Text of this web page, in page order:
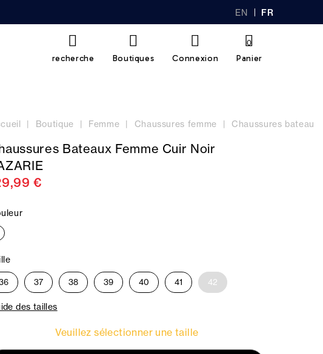
EN FR
recherche Boutiques Connexion Panier
0
Boutique Femme Chaussures femme Chaussures bateau
Bateaux Femme Cuir Noir
€
37 38 39 40 41 42
des tailles
Veuillez sélectionner une taille